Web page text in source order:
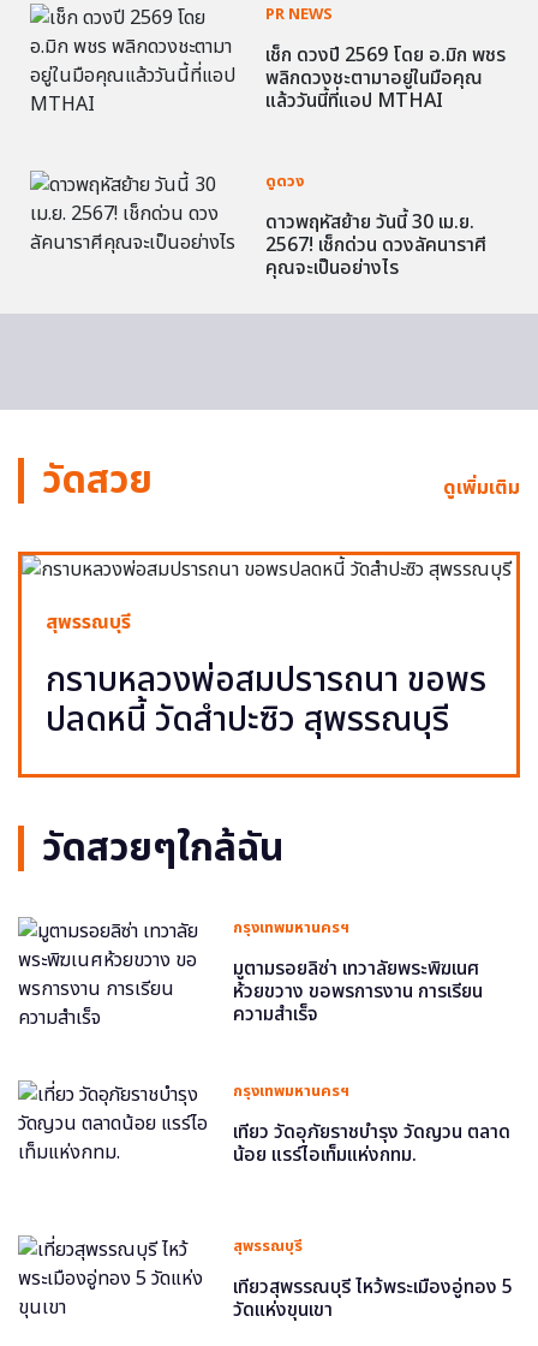
PR NEWS
เช็ก ดวงปี 2569 โดย อ.มิก พชร
พลิกดวงชะตามาอยู่ในมือคุณ
แล้ววันนี้ที่แอป MTHAI
ดูดวง
ดาวพฤหัสย้าย วันนี้ 30 เม.ย.
2567! เช็กด่วน ดวงลัคนาราศี
คุณจะเป็นอย่างไร
วัดสวย ดูเพิ่มเติม
สุพรรณบุรี
กราบหลวงพ่อสมปรารถนา ขอพร
ปลดหนี้ วัดสำปะซิว สุพรรณบุรี
วัดสวยๆใกล้ฉัน
กรุงเทพมหานครฯ
มูตามรอยลิซ่า เทวาลัยพระพิฆเนศ
ห้วยขวาง ขอพรการงาน การเรียน
ความสำเร็จ
กรุงเทพมหานครฯ
เที่ยว วัดอุภัยราชบำรุง วัดญวน ตลาด
น้อย แรร์ไอเท็มแห่งกทม.
สุพรรณบุรี
เที่ยวสุพรรณบุรี ไหว้พระเมืองอู่ทอง 5
วัดแห่งขุนเขา